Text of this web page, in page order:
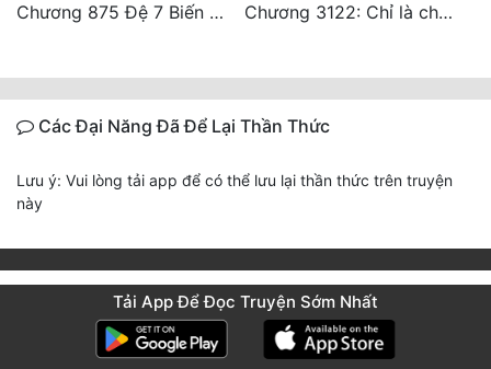
Chương 875 Đệ 7 Biến Thánh Long Biến!
Chương 3122: Chỉ là chút bọt nước! Điều kiện và tài liệu!**
Các Đại Năng Đã Để Lại Thần Thức
Lưu ý: Vui lòng tải app để có thể lưu lại thần thức trên truyện
này
Tải App Để Đọc Truyện Sớm Nhất